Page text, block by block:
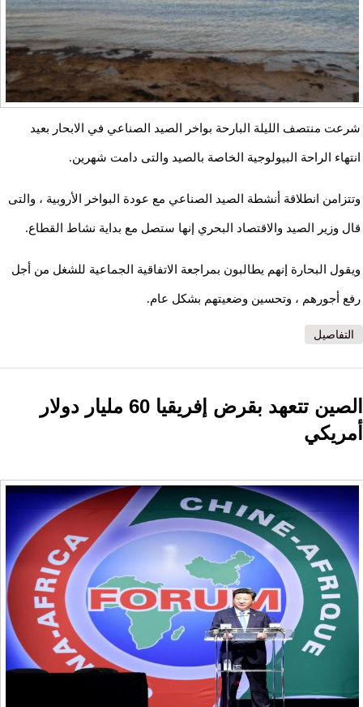
شرعت منتصف الليلة البارحة بواخر الصيد الصناعي في الابحار بعيد
انتهاء الراحة البيولوجية الخاصة بالصيد والتى دامت شهرين.
وتتزامن انطلاقة أنشطة الصيد الصناعي مع عودة البواخر الأروبية ، والتى
قال وزير الصيد والاقتصاد البحري إنها ستصل مع بداية نشاط القطاع.
ويقول البحارة إنهم يطالبون بمراجعة الاتفاقية الجماعية للشغل من أجل
رفع أجورهم ، وتحسين وضعيتهم بشكل عام.
التفاصيل
الصين تتعهد بقرض إفريقيا 60 مليار دولار
أمريكي